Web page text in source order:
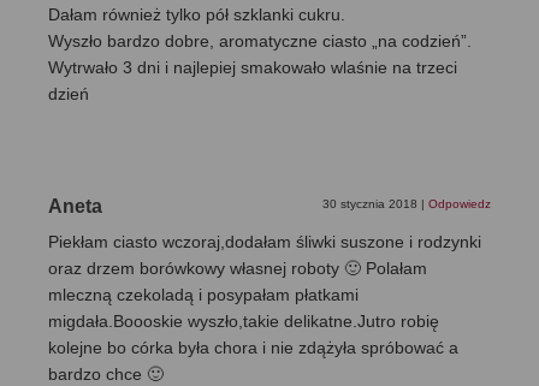
Dałam również tylko pół szklanki cukru.
Wyszło bardzo dobre, aromatyczne ciasto „na codzień”.
Wytrwało 3 dni i najlepiej smakowało wlaśnie na trzeci
dzień
Aneta 30 stycznia 2018 | Odpowiedz
Piekłam ciasto wczoraj,dodałam śliwki suszone i rodzynki
oraz drzem borówkowy własnej roboty 🙂 Polałam
mleczną czekoladą i posypałam płatkami
migdała.Boooskie wyszło,takie delikatne.Jutro robię
kolejne bo córka była chora i nie zdążyła spróbować a
bardzo chce 🙂